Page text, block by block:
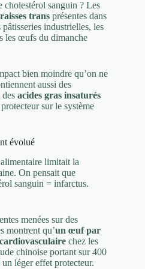
cholestérol sanguin ? Les
trans présentes dans
industrielles, les
les œufs du dimanche
bien moindre qu’on ne
aussi des
des acides gras insaturés
sur le système
évolué
limitait la
On pensait que
sanguin = infarctus.
menées sur des
montrent qu’un œuf par
chez les
chinoise portant sur 400
léger effet protecteur.